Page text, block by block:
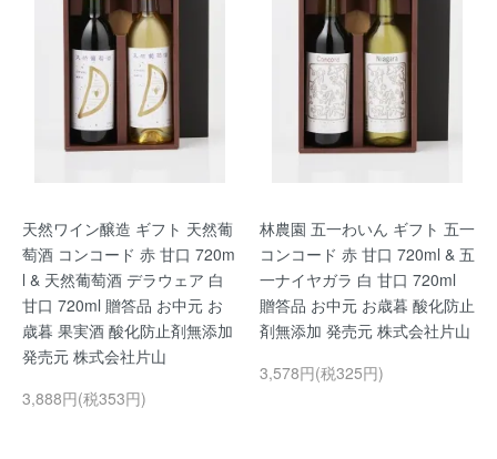
天然ワイン醸造 ギフト 天然葡
萄酒 コンコード 赤 甘口 720m
l & 天然葡萄酒 デラウェア 白
甘口 720ml 贈答品 お中元 お
歳暮 果実酒 酸化防止剤無添加
発売元 株式会社片山
3,888円(税353円)
林農園 五一わいん ギフト 五一
コンコード 赤 甘口 720ml & 五
一ナイヤガラ 白 甘口 720ml
贈答品 お中元 お歳暮 酸化防止
剤無添加 発売元 株式会社片山
3,578円(税325円)